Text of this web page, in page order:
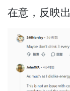
在意，反映